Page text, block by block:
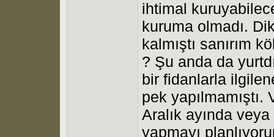
ihtimal
kuruma olmadı.
kalmıştı sanırım
? Şu anda da
bir fidanlarla
pek
Aralık ayında
yapmayı